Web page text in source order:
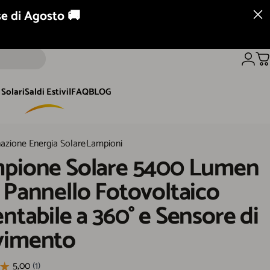
0761 646787
Saldi Estivi|FAQBLOG
Energia SolareLampioni
Solare 5400 Lumen con Pannello Fotovoltaico Orientabile a 360°
Solare5400Lumen
PannelloFotovoltaico
a360°eSensoredi
di Agosto 🚚